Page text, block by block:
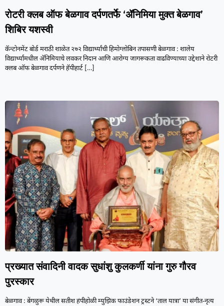
रोटरी क्लब ऑफ बेळगाव दर्पणतर्फे ‘ॲनिमिया मुक्त बेळगाव’
शिबिर यशस्वी
कॅन्टोनमेंट बोर्ड मराठी शाळेत २७२ विद्यार्थ्यांची हिमोग्लोबिन तपासणी बेळगाव : शालेय
विद्यार्थ्यांमधील ॲनिमियाचे लवकर निदान आणि आरोग्य जागरूकता वाढविण्याच्या उद्देशाने रोटरी
क्लब ऑफ बेळगाव दर्पणने हॅपीहार्ट […]
प्रख्यात संवादिनी वादक सुधांशु कुलकर्णी यांना गुरु गौरव
पुरस्कार
बेळगाव : बेंगळुरू येथील सतीश हंपीहोळी म्युझिक फाउंडेशन ट्रस्टने ‘ताल यात्रा’ या संगीत-नृत्य